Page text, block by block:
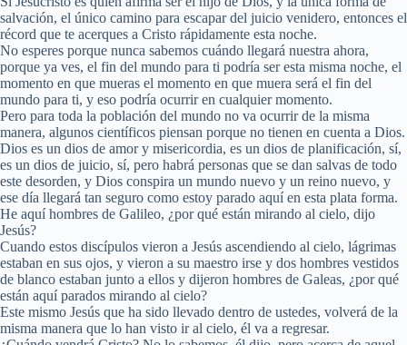
salvación, el único camino para escapar del juicio venidero, entonces el
récord que te acerques a Cristo rápidamente esta noche.
No esperes porque nunca sabemos cuándo llegará nuestra ahora,
porque ya ves, el fin del mundo para ti podría ser esta misma noche, el
momento en que mueras el momento en que muera será el fin del
mundo para ti, y eso podría ocurrir en cualquier momento.
Pero para toda la población del mundo no va ocurrir de la misma
manera, algunos científicos piensan porque no tienen en cuenta a Dios.
Dios es un dios de amor y misericordia, es un dios de planificación, sí,
es un dios de juicio, sí, pero habrá personas que se dan salvas de todo
este desorden, y Dios conspira un mundo nuevo y un reino nuevo, y
ese día llegará tan seguro como estoy parado aquí en esta plata forma.
He aquí hombres de Galileo, ¿por qué están mirando al cielo, dijo
Jesús?
Cuando estos discípulos vieron a Jesús ascendiendo al cielo, lágrimas
estaban en sus ojos, y vieron a su maestro irse y dos hombres vestidos
de blanco estaban junto a ellos y dijeron hombres de Galeas, ¿por qué
están aquí parados mirando al cielo?
Este mismo Jesús que ha sido llevado dentro de ustedes, volverá de la
misma manera que lo han visto ir al cielo, él va a regresar.